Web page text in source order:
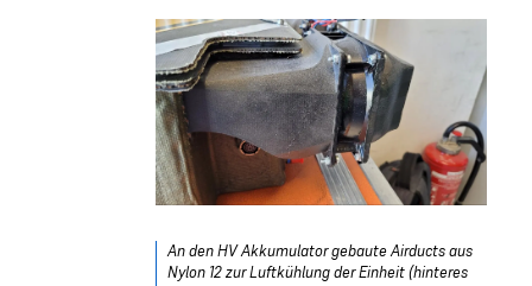
An den HV Akkumulator gebaute Airducts aus
Nylon 12 zur Luftkühlung der Einheit (hinteres